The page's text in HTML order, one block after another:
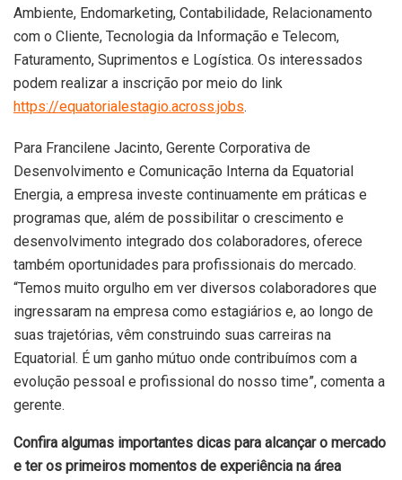
Ambiente, Endomarketing, Contabilidade, Relacionamento
com o Cliente, Tecnologia da Informação e Telecom,
Faturamento, Suprimentos e Logística. Os interessados
podem realizar a inscrição por meio do link
https://equatorialestagio.across.jobs.
Para Francilene Jacinto, Gerente Corporativa de
Desenvolvimento e Comunicação Interna da Equatorial
Energia, a empresa investe continuamente em práticas e
programas que, além de possibilitar o crescimento e
desenvolvimento integrado dos colaboradores, oferece
também oportunidades para profissionais do mercado.
“Temos muito orgulho em ver diversos colaboradores que
ingressaram na empresa como estagiários e, ao longo de
suas trajetórias, vêm construindo suas carreiras na
Equatorial. É um ganho mútuo onde contribuímos com a
evolução pessoal e profissional do nosso time”, comenta a
gerente.
Confira algumas importantes dicas para alcançar o mercado
e ter os primeiros momentos de experiência na área